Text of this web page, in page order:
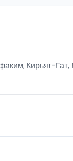
Кирьят-Гат,